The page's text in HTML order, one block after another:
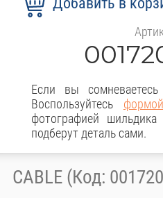
Если вы
Воспользуйтесь
фотографией
подберут деталь сами.
CABLE (Код: